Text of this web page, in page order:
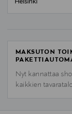
Helsinki
MAKSUTON
Nyt kannattaa
kaikkien